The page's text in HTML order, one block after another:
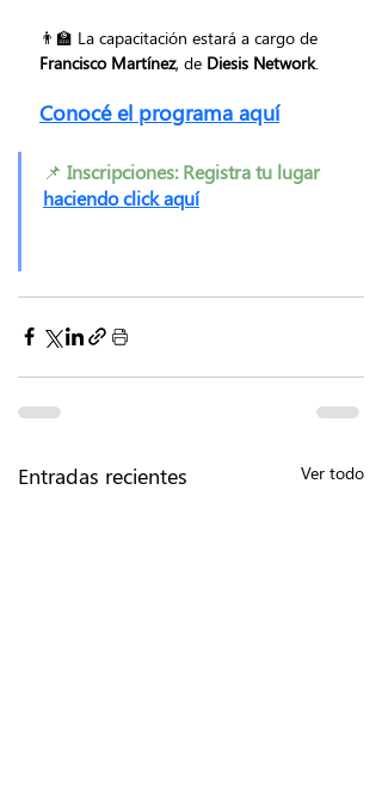
👨‍🏫 La capacitación estará a cargo de
Francisco Martínez, de Diesis Network.
Conocé el programa aquí
📌 Inscripciones: Registra tu lugar
haciendo click aquí
Entradas recientes Ver todo